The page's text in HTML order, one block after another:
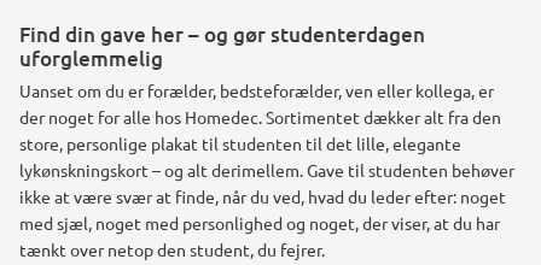
Find din gave her – og gør studenterdagen
uforglemmelig
Uanset om du er forælder, bedsteforælder, ven eller kollega, er
der noget for alle hos Homedec. Sortimentet dækker alt fra den
store, personlige plakat til studenten til det lille, elegante
lykønskningskort – og alt derimellem. Gave til studenten behøver
ikke at være svær at finde, når du ved, hvad du leder efter: noget
med sjæl, noget med personlighed og noget, der viser, at du har
tænkt over netop den student, du fejrer.